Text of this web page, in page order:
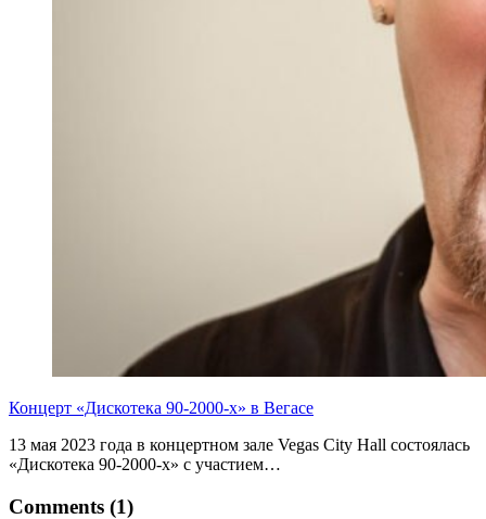
Концерт «Дискотека 90-2000-х» в Вегасе
13 мая 2023 года в концертном зале Vegas City Hall состоялась
«Дискотека 90-2000-х» с участием…
Comments (1)